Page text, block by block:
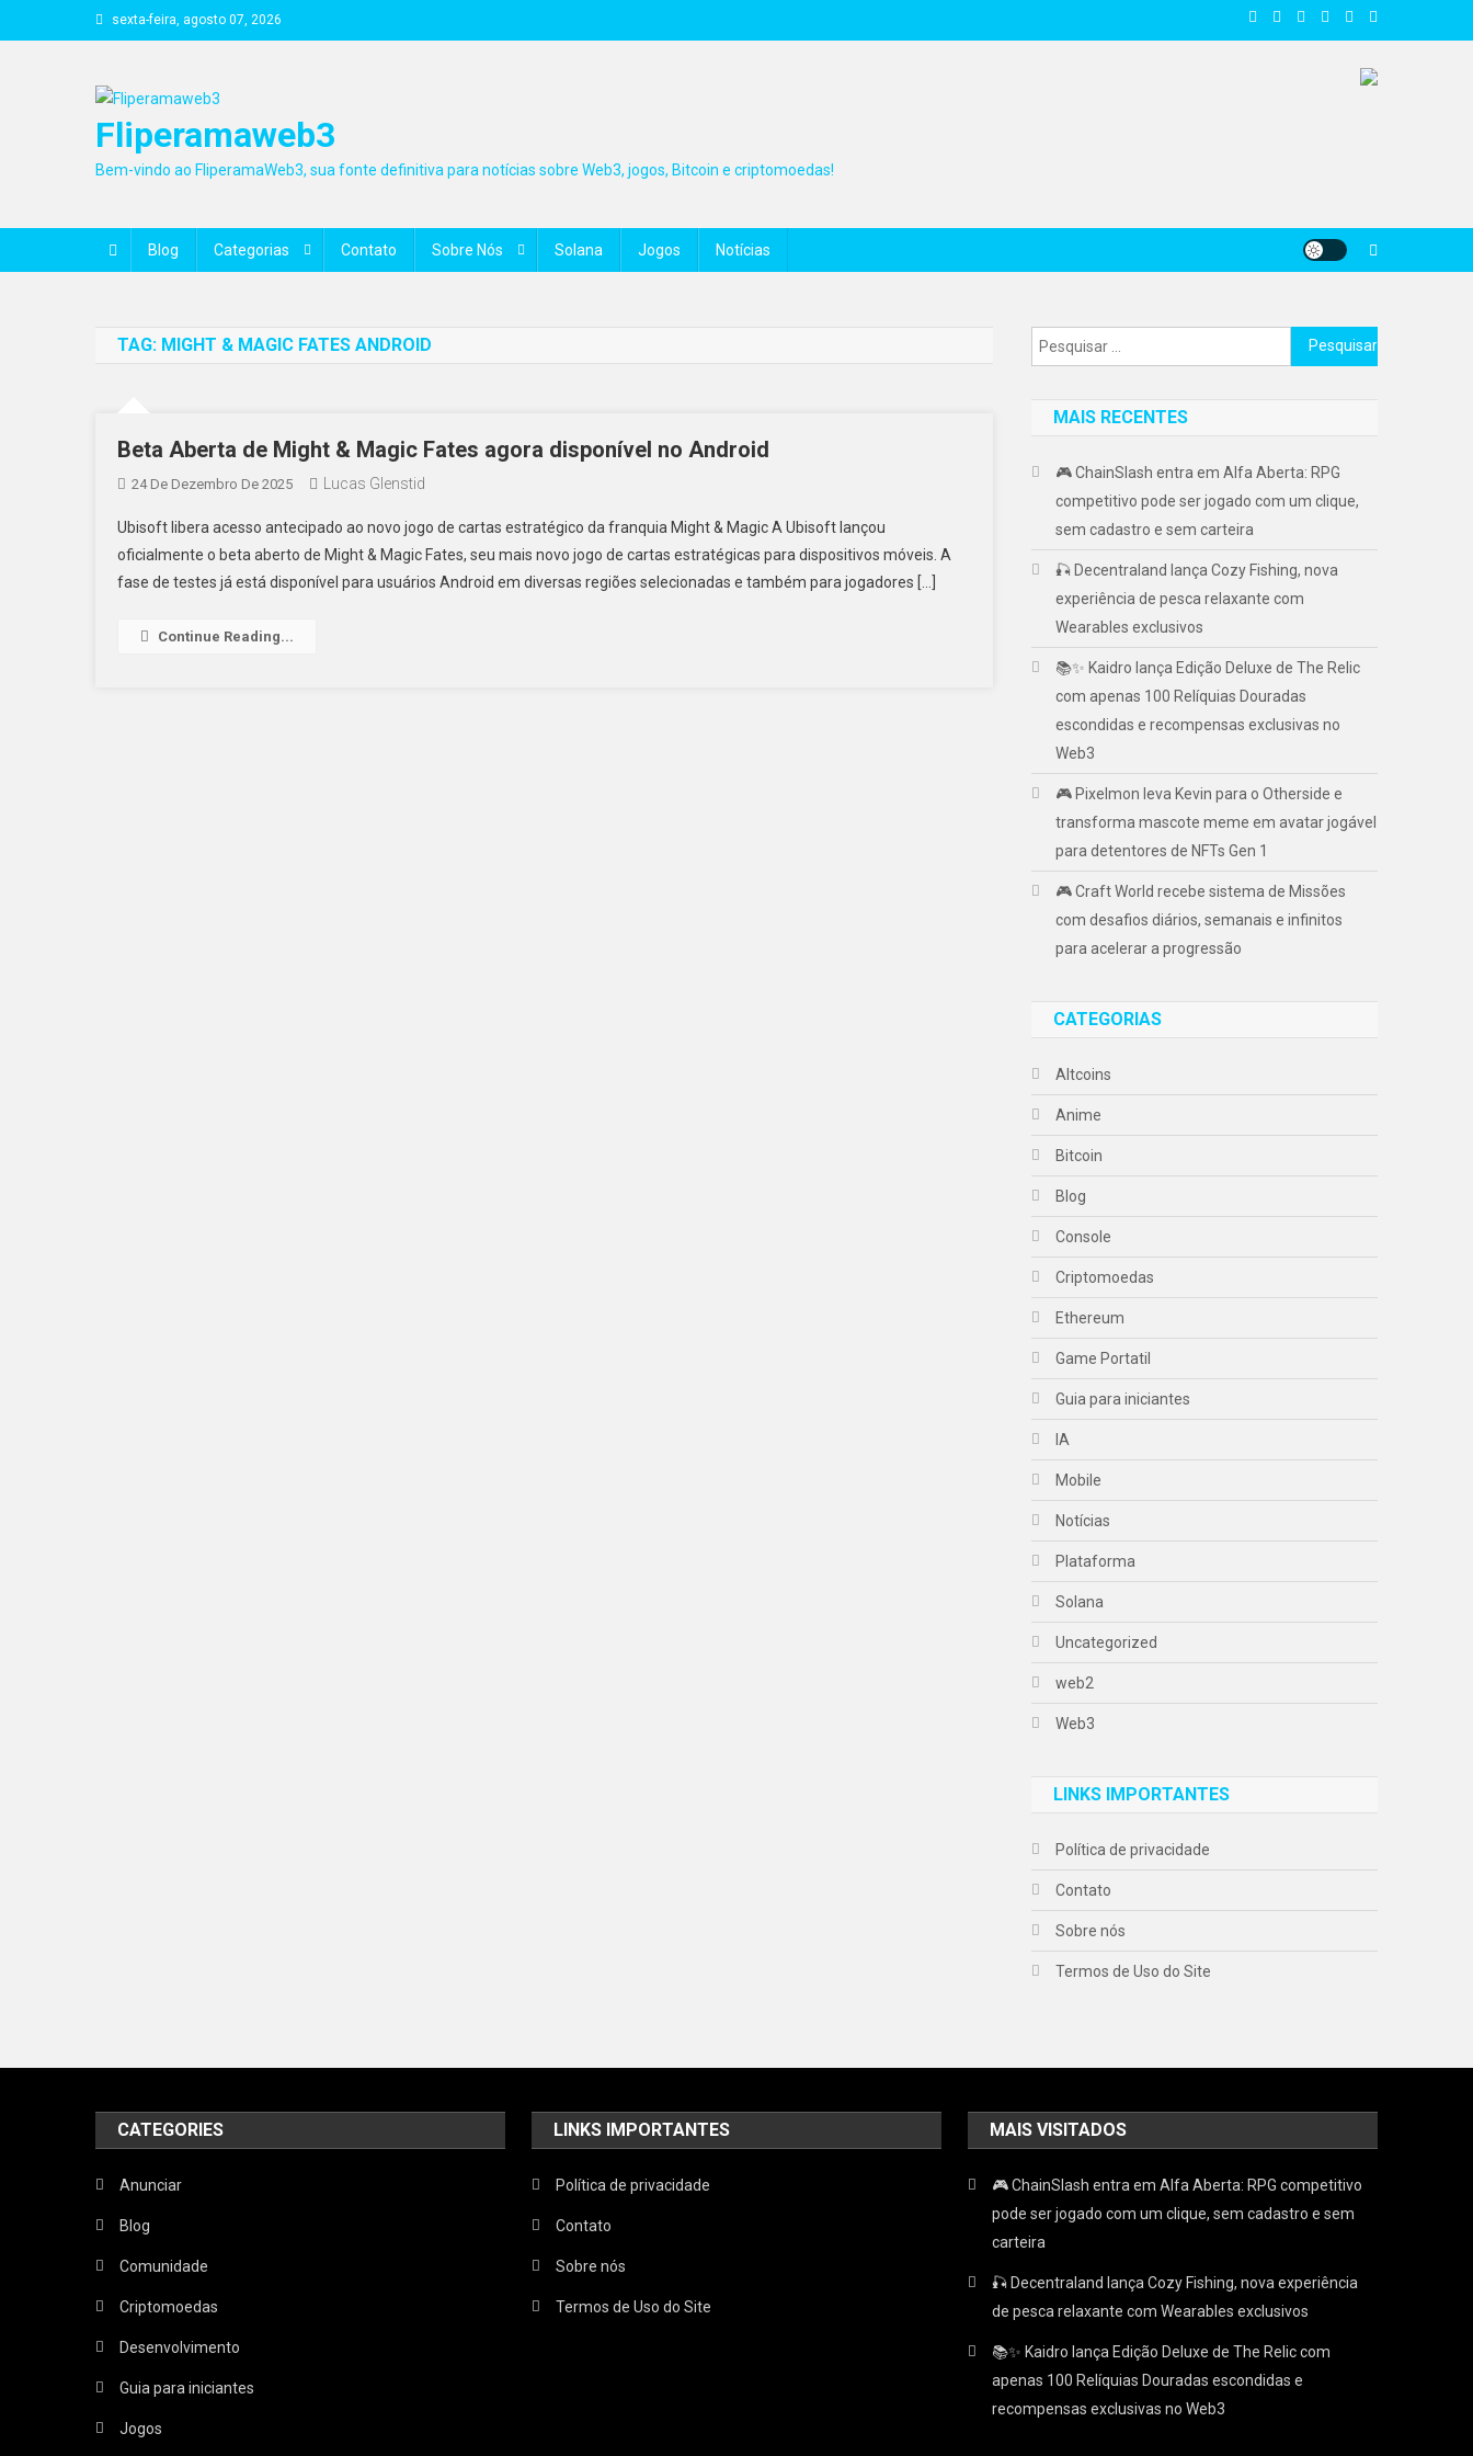
to
sexta-feira, agosto 07, 2026
Fliperamaweb3
Bem-vindo ao FliperamaWeb3, sua fonte definitiva para notícias sobre Web3, jogos, Bitcoin e criptomoedas!
Blog Categorias Contato Sobre Nós Solana Jogos Notícias
TAG: MIGHT & MAGIC FATES ANDROID
Beta Aberta de Might & Magic Fates agora disponível no Android
24 De Dezembro De 2025 Lucas Glenstid
Ubisoft libera acesso antecipado ao novo jogo de cartas estratégico da franquia Might & Magic A Ubisoft lançou
oficialmente o beta aberto de Might & Magic Fates, seu mais novo jogo de cartas estratégicas para dispositivos móveis. A
fase de testes já está disponível para usuários Android em diversas regiões selecionadas e também para jogadores […]
Continue Reading...
Pesquisar
por:
MAIS RECENTES
🎮 ChainSlash entra em Alfa Aberta: RPG
competitivo pode ser jogado com um clique,
sem cadastro e sem carteira
🎣 Decentraland lança Cozy Fishing, nova
experiência de pesca relaxante com
Wearables exclusivos
📚✨ Kaidro lança Edição Deluxe de The Relic
com apenas 100 Relíquias Douradas
escondidas e recompensas exclusivas no
Web3
🎮 Pixelmon leva Kevin para o Otherside e
transforma mascote meme em avatar jogável
para detentores de NFTs Gen 1
🎮 Craft World recebe sistema de Missões
com desafios diários, semanais e infinitos
para acelerar a progressão
CATEGORIAS
Altcoins
Anime
Bitcoin
Blog
Console
Criptomoedas
Ethereum
Game Portatil
Guia para iniciantes
IA
Mobile
Notícias
Plataforma
Solana
Uncategorized
web2
Web3
LINKS IMPORTANTES
Política de privacidade
Contato
Sobre nós
Termos de Uso do Site
CATEGORIES
Anunciar
Blog
Comunidade
Criptomoedas
Desenvolvimento
Guia para iniciantes
Jogos
LINKS IMPORTANTES
Política de privacidade
Contato
Sobre nós
Termos de Uso do Site
MAIS VISITADOS
🎮 ChainSlash entra em Alfa Aberta: RPG competitivo
pode ser jogado com um clique, sem cadastro e sem
carteira
🎣 Decentraland lança Cozy Fishing, nova experiência
de pesca relaxante com Wearables exclusivos
📚✨ Kaidro lança Edição Deluxe de The Relic com
apenas 100 Relíquias Douradas escondidas e
recompensas exclusivas no Web3